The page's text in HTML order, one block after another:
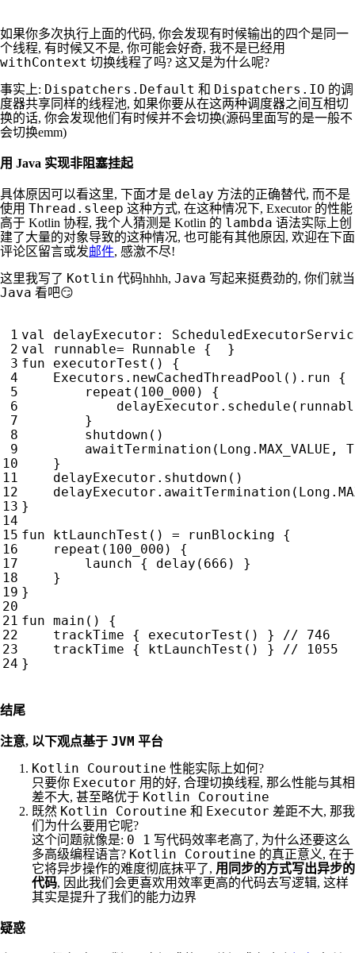
如果你多次执行上面的代码, 你会发现有时候输出的四个是同一
个线程, 有时候又不是, 你可能会好奇, 我不是已经用
withContext 切换线程了吗? 这又是为什么呢?
事实上: Dispatchers.Default 和 Dispatchers.IO 的调
度器共享同样的线程池, 如果你要从在这两种调度器之间互相切
换的话, 你会发现他们有时候并不会切换(源码里面写的是一般不
会切换emm)
用 Java 实现非阻塞挂起
具体原因可以看这里, 下面才是 delay 方法的正确替代, 而不是
使用 Thread.sleep 这种方式, 在这种情况下, Executor 的性能
高于 Kotlin 协程, 我个人猜测是 Kotlin 的 lambda 语法实际上创
建了大量的对象导致的这种情况, 也可能有其他原因, 欢迎在下面
评论区留言或发邮件, 感激不尽!
这里我写了 Kotlin 代码hhhh, Java 写起来挺费劲的, 你们就当
Java 看吧😏
val delayExecutor :
val
runnable= Runnable {
}
fun
executorTest ()
{
Executors . newCachedThreadPool (). run
{
repeat ( 100 _000 )
{
delayExecutor . schedule (
}
shutdown ()
awaitTermination ( Long . MAX_VALUE ,
}
delayExecutor . shutdown ()
delayExecutor . awaitTermination ( Long .
}
fun
ktLaunchTest () = runBlocking
{
repeat ( 100 _000 )
{
launch
{ delay ( 666 )
}
}
}
fun main ()
{
trackTime
{ executorTest () }
trackTime
{ ktLaunchTest () }
}
结尾
注意, 以下观点基于 JVM 平台
Kotlin Couroutine 性能实际上如何?
只要你 Executor 用的好, 合理切换线程, 那么性能与其相
差不大, 甚至略优于 Kotlin Coroutine
既然 Kotlin Coroutine 和 Executor 差距不大, 那我
们为什么要用它呢?
这个问题就像是: 0 1 写代码效率老高了, 为什么还要这么
多高级编程语言? Kotlin Coroutine 的真正意义, 在于
它将异步操作的难度彻底抹平了, 用同步的方式写出异步的
代码, 因此我们会更喜欢用效率更高的代码去写逻辑, 这样
其实是提升了我们的能力边界
疑惑